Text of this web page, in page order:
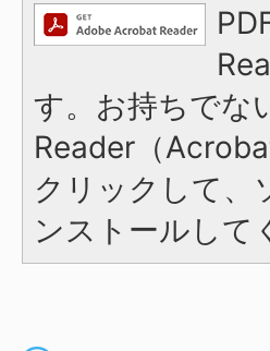
す。お持ちでな
Reader（
クリックして、
ンストールして